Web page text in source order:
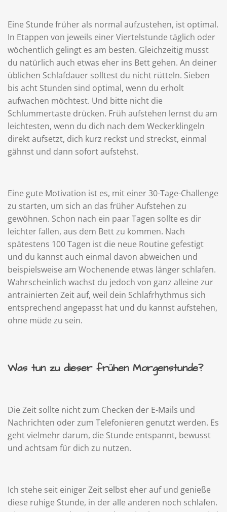
Eine Stunde früher als normal aufzustehen, ist optimal.
In Etappen von jeweils einer Viertelstunde täglich oder
wöchentlich gelingt es am besten. Gleichzeitig musst
du natürlich auch etwas eher ins Bett gehen. An deiner
üblichen Schlafdauer solltest du nicht rütteln. Sieben
bis acht Stunden sind optimal, wenn du erholt
aufwachen möchtest. Und bitte nicht die
Schlummertaste drücken. Früh aufstehen lernst du am
leichtesten, wenn du dich nach dem Weckerklingeln
direkt aufsetzt, dich kurz reckst und streckst, einmal
gähnst und dann sofort aufstehst.
Eine gute Motivation ist es, mit einer 30-Tage-Challenge
zu starten, um sich an das früher Aufstehen zu
gewöhnen. Schon nach ein paar Tagen sollte es dir
leichter fallen, aus dem Bett zu kommen. Nach
spätestens 100 Tagen ist die neue Routine gefestigt
und du kannst auch einmal davon abweichen und
beispielsweise am Wochenende etwas länger schlafen.
Wahrscheinlich wachst du jedoch von ganz alleine zur
antrainierten Zeit auf, weil dein Schlafrhythmus sich
entsprechend angepasst hat und du kannst aufstehen,
ohne müde zu sein.
Was tun zu dieser frühen Morgenstunde?
Die Zeit sollte nicht zum Checken der E-Mails und
Nachrichten oder zum Telefonieren genutzt werden. Es
geht vielmehr darum, die Stunde entspannt, bewusst
und achtsam für dich zu nutzen.
Ich stehe seit einiger Zeit selbst eher auf und genieße
diese ruhige Stunde, in der alle anderen noch schlafen.